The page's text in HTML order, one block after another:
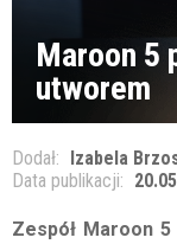
Maroon 5
utworem
Dodał: Izabela
Data publikacji:
Zespół Maroon